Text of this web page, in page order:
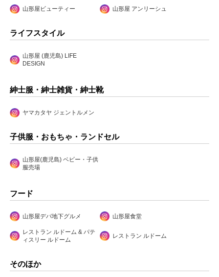
山形屋ビューティー 山形屋 アンリーシュ
ライフスタイル
山形屋 (鹿児島) LIFE
DESIGN
紳士服・紳士雑貨・紳士靴
ヤマカタヤ ジェントルメン
子供服・おもちゃ・ランドセル
山形屋(鹿児島) ベビー・子供
服売場
フード
山形屋デパ地下グルメ 山形屋食堂
レストラン ルドーム & パテ
ィスリー ルドーム
レストラン ルドーム
そのほか